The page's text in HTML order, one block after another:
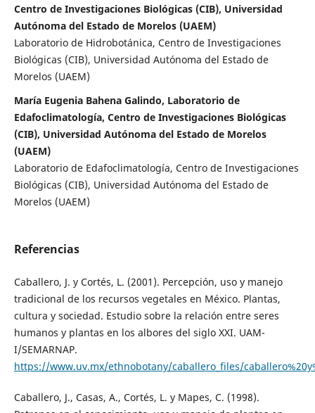
Centro de Investigaciones Biológicas (CIB), Universidad
Autónoma del Estado de Morelos (UAEM)
Laboratorio de Hidrobotánica, Centro de Investigaciones
Biológicas (CIB), Universidad Autónoma del Estado de
Morelos (UAEM)
María Eugenia Bahena Galindo, Laboratorio de
Edafoclimatología, Centro de Investigaciones Biológicas
(CIB), Universidad Autónoma del Estado de Morelos
(UAEM)
Laboratorio de Edafoclimatología, Centro de Investigaciones
Biológicas (CIB), Universidad Autónoma del Estado de
Morelos (UAEM)
Referencias
Caballero, J. y Cortés, L. (2001). Percepción, uso y manejo
tradicional de los recursos vegetales en México. Plantas,
cultura y sociedad. Estudio sobre la relación entre seres
humanos y plantas en los albores del siglo XXI. UAM-
I/SEMARNAP.
https://www.uv.mx/ethnobotany/caballero_files/
Caballero, J., Casas, A., Cortés, L. y Mapes, C. (1998).